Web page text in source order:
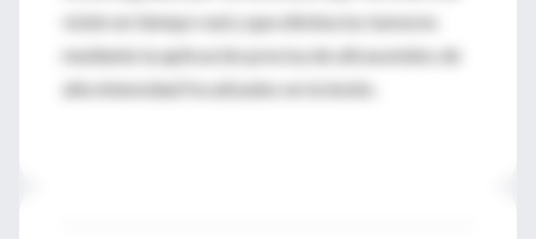
visión en tiempo real y que elimina los tumores
mediante la aplicación precisa de ultrasonidos de
alta intensidad focalizados en la lesión.